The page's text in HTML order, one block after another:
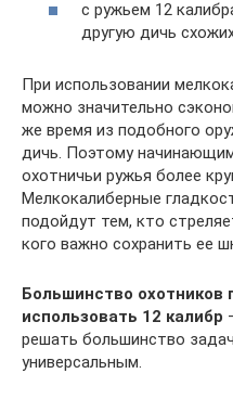
с ружьем 12
другую дичь
При использовании
можно значительно
же время из подобного
дичь. Поэтому
охотничьи ружья более
Мелкокалиберные
подойдут тем, кто
кого важно сохранить ее
Большинство охотников
использовать 12 калибр
решать большинство
универсальным.